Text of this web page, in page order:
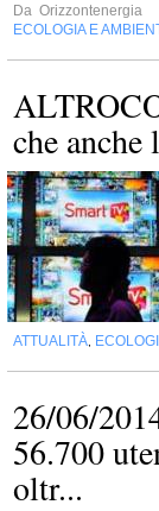
Da Orizzontenergia
ECOLOGIA E
che
ATTUALITÀ
26/06/
56.700
oltr...